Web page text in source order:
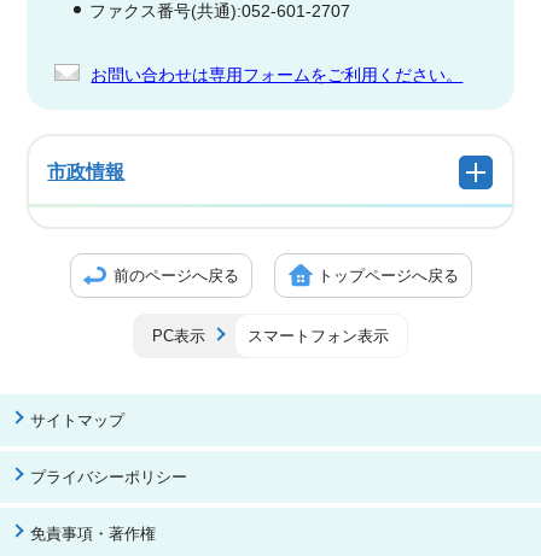
ファクス番号(共通):052-601-2707
お問い合わせは専用フォームをご利用ください。
市政情報
前のページへ戻る トップページへ戻る
PC表示 スマートフォン表示
サイトマップ
プライバシーポリシー
免責事項・著作権